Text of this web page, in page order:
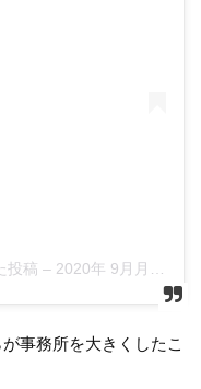
投稿 – 2020年 9月月29日午前6時00分PDT
事務所を大きくしたこ